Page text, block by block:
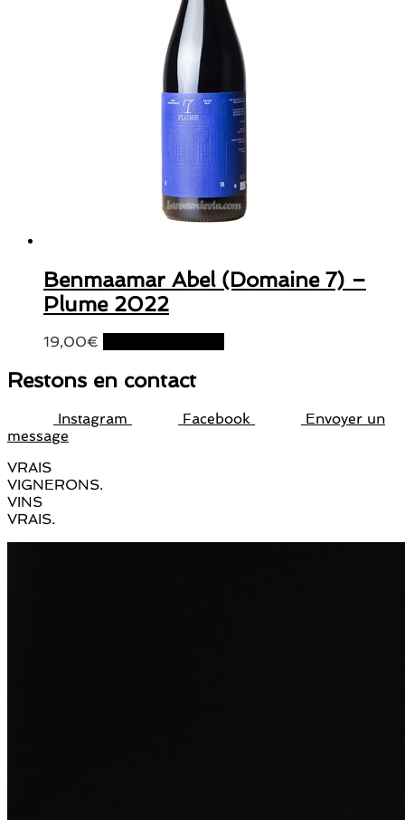
Benmaamar Abel (Domaine 7) –
Plume 2022
19,00€
Restons en contact
Instagram Facebook
Envoyer un
message
VRAIS
VIGNERONS.
VINS
VRAIS.